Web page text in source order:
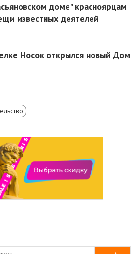
доме" красноярцам
известных деятелей
Носок открылся новый Дом